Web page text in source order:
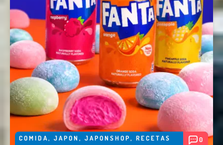
COMIDA, JAPON , JAPONSHOP, RECETAS 0